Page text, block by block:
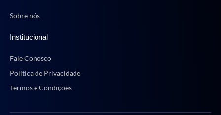
Sobre nós
Institucional
Fale Conosco
Política de Privacidade
Termos e Condições